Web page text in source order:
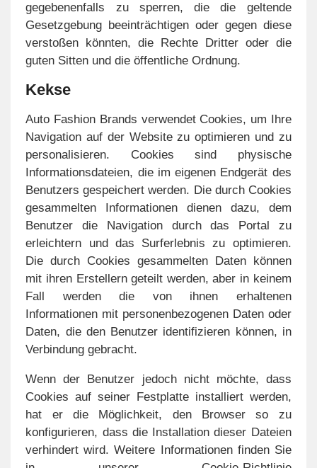
gegebenenfalls zu sperren, die die geltende
Gesetzgebung beeinträchtigen oder gegen diese
verstoßen könnten, die Rechte Dritter oder die
guten Sitten und die öffentliche Ordnung.
Kekse
Auto Fashion Brands verwendet Cookies, um Ihre
Navigation auf der Website zu optimieren und zu
personalisieren. Cookies sind physische
Informationsdateien, die im eigenen Endgerät des
Benutzers gespeichert werden. Die durch Cookies
gesammelten Informationen dienen dazu, dem
Benutzer die Navigation durch das Portal zu
erleichtern und das Surferlebnis zu optimieren.
Die durch Cookies gesammelten Daten können
mit ihren Erstellern geteilt werden, aber in keinem
Fall werden die von ihnen erhaltenen
Informationen mit personenbezogenen Daten oder
Daten, die den Benutzer identifizieren können, in
Verbindung gebracht.
Wenn der Benutzer jedoch nicht möchte, dass
Cookies auf seiner Festplatte installiert werden,
hat er die Möglichkeit, den Browser so zu
konfigurieren, dass die Installation dieser Dateien
verhindert wird. Weitere Informationen finden Sie